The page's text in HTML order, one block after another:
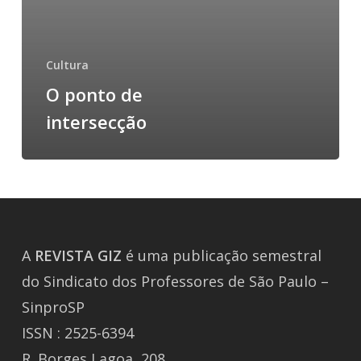
Cultura
O ponto de
intersecção
A REVISTA GIZ é uma publicação semestral
do Sindicato dos Professores de São Paulo –
SinproSP
ISSN : 2525-6394